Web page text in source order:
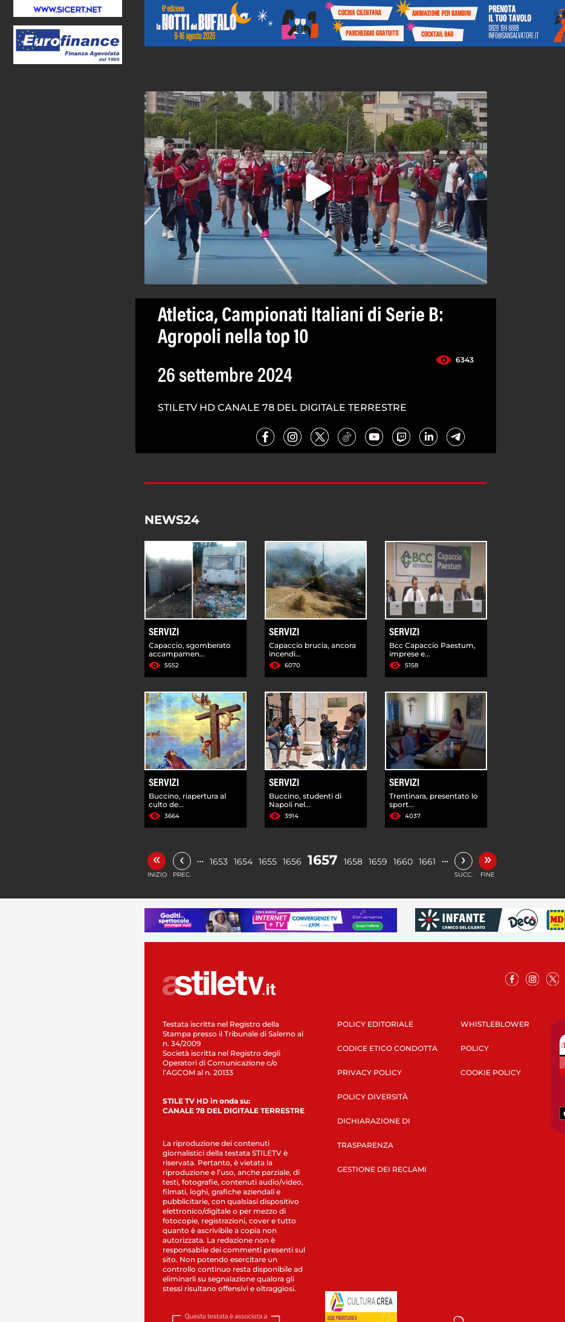
Atletica, Campionati Italiani di Serie B:
Agropoli nella top 10
6343
26 settembre 2024
STILETV HD CANALE 78 DEL DIGITALE TERRESTRE
NEWS24
SERVIZI
Capaccio, sgomberato
accampamen...
5552
SERVIZI
Capaccio brucia, ancora
incendi...
6070
SERVIZI
Bcc Capaccio Paestum,
imprese e...
5158
SERVIZI
Buccino, riapertura al
culto de...
3664
SERVIZI
Buccino, studenti di
Napoli nel...
3914
SERVIZI
Trentinara, presentato lo
sport...
4037
«
INIZIO
‹
PREC.
… 1653 1654 1655 1656 1657 1658 1659 1660 1661 … ›
SUCC.
»
FINE
Testata iscritta nel Registro della
Stampa presso il Tribunale di Salerno al
n. 34/2009
Società iscritta nel Registro degli
Operatori di Comunicazione c/o
l’AGCOM al n. 20133
STILE TV HD in onda su:
CANALE 78 DEL DIGITALE TERRESTRE
La riproduzione dei contenuti
giornalistici della testata STILETV è
riservata. Pertanto, è vietata la
riproduzione e l’uso, anche parziale, di
testi, fotografie, contenuti audio/video,
filmati, loghi, grafiche aziendali e
pubblicitarie, con qualsiasi dispositivo
elettronico/digitale o per mezzo di
fotocopie, registrazioni, cover e tutto
quanto è ascrivibile a copia non
autorizzata. La redazione non è
responsabile dei commenti presenti sul
sito. Non potendo esercitare un
controllo continuo resta disponibile ad
eliminarli su segnalazione qualora gli
stessi risultano offensivi e oltraggiosi.
POLICY EDITORIALE
CODICE ETICO CONDOTTA
PRIVACY POLICY
POLICY DIVERSITÀ
DICHIARAZIONE DI
TRASPARENZA
GESTIONE DEI RECLAMI
WHISTLEBLOWER
POLICY
COOKIE POLICY